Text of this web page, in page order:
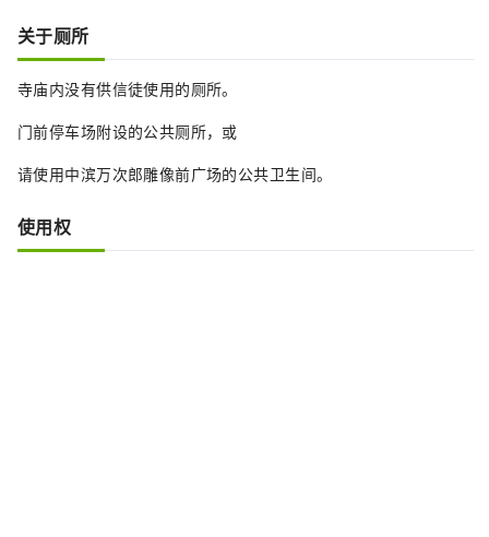
关于厕所
寺庙内没有供信徒使用的厕所。
门前停车场附设的公共厕所，或
请使用中滨万次郎雕像前广场的公共卫生间。
使用权